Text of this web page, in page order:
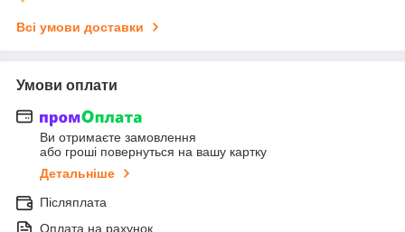
Всі умови доставки
Умови оплати
Ви отримаєте замовлення
або гроші повернуться на вашу картку
Детальніше
Післяплата
Оплата на рахунок